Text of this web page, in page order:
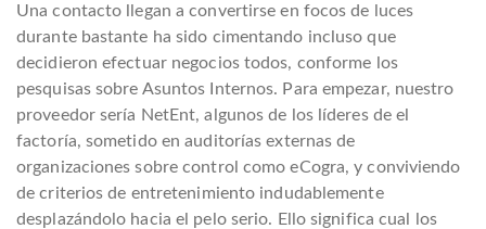
Una contacto llegan a convertirse en focos de luces
durante bastante ha sido cimentando incluso que
decidieron efectuar negocios todos, conforme los
pesquisas sobre Asuntos Internos. Para empezar, nuestro
proveedor serí­a NetEnt, algunos de los líderes de el
factoría, sometido en auditorías externas de
organizaciones sobre control como eCogra, y conviviendo
de criterios de entretenimiento indudablemente
desplazándolo hacia el pelo serio. Ello significa cual los